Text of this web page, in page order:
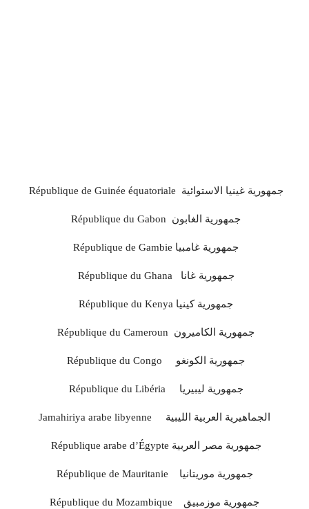
République de Guinée équatoriale جمهورية غينيا الاستوائية
République du Gabon جمهورية الغابون
République de Gambie جمهورية غامبيا
République du Ghana جمهورية غانا
République du Kenya جمهورية كينيا
République du Cameroun جمهورية الكاميرون
République du Congo جمهورية الكونغو
République du Libéria جمهورية ليبيريا
Jamahiriya arabe libyenne الجماهيرية العربية الليبية
République arabe d’Égypte جمهورية مصر العربية
République de Mauritanie جمهورية موريتانيا
République du Mozambique جمهورية موزمبيق